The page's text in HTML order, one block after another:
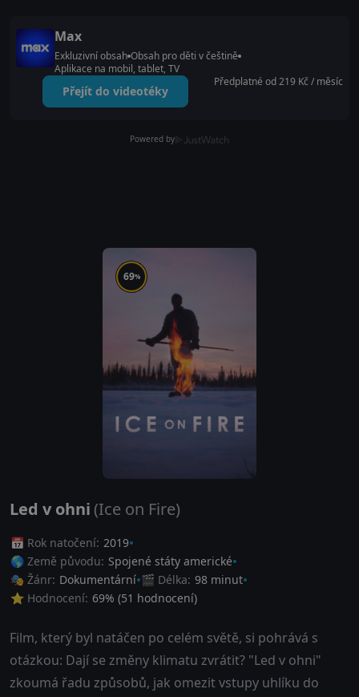
Max
Exkluzivní obsah Obsah pro děti v češtině
Aplikace na mobil, tablet, TV
Přejít do videotéky
Předplatné od 219 Kč / měsíc
Powered by
69%
Led v ohni (Ice on Fire)
📅 Rok natočení: 2019
🌎 Země původu: Spojené státy americké
🎭 Žánr: Dokumentární 🎬 Délka: 98 minut
⭐ Hodnocení: 69% (51 hodnocení)
Film, který byl natáčen po celém světě, si pohrává s
otázkou: Dají se změny klimatu zvrátit? "Led v ohni"
zkoumá řadu způsobů, jak omezit vstupy uhlíku do